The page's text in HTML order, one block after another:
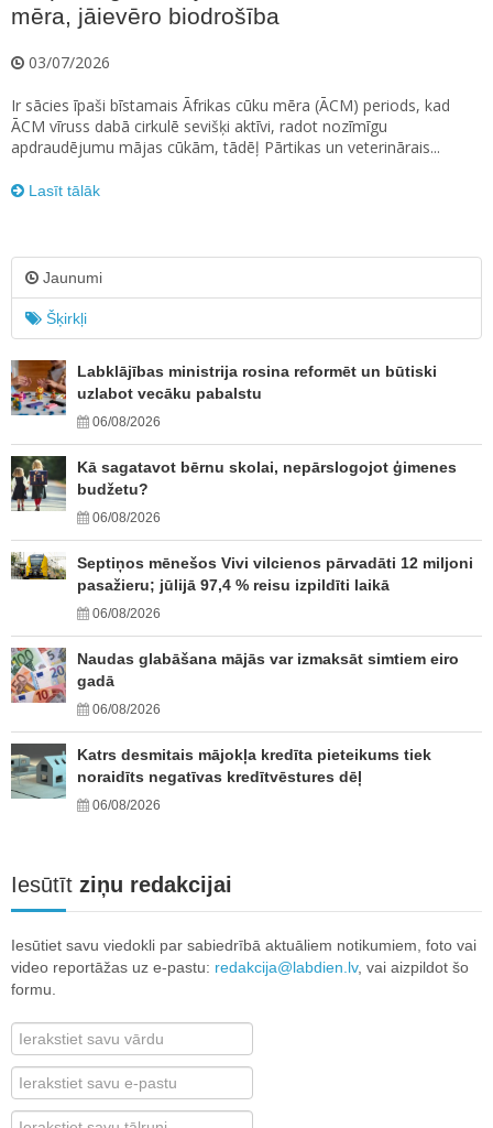
mēra, jāievēro biodrošība
03/07/2026
Ir sācies īpaši bīstamais Āfrikas cūku mēra (ĀCM) periods, kad
ĀCM vīruss dabā cirkulē sevišķi aktīvi, radot nozīmīgu
apdraudējumu mājas cūkām, tādēļ Pārtikas un veterinārais...
Lasīt tālāk
Jaunumi
Šķirkļi
Labklājības ministrija rosina reformēt un būtiski
uzlabot vecāku pabalstu
06/08/2026
Kā sagatavot bērnu skolai, nepārslogojot ģimenes
budžetu?
06/08/2026
Septiņos mēnešos Vivi vilcienos pārvadāti 12 miljoni
pasažieru; jūlijā 97,4 % reisu izpildīti laikā
06/08/2026
Naudas glabāšana mājās var izmaksāt simtiem eiro
gadā
06/08/2026
Katrs desmitais mājokļa kredīta pieteikums tiek
noraidīts negatīvas kredītvēstures dēļ
06/08/2026
Iesūtīt ziņu redakcijai
Iesūtiet savu viedokli par sabiedrībā aktuāliem notikumiem, foto vai
video reportāžas uz e-pastu: redakcija@labdien.lv, vai aizpildot šo
formu.